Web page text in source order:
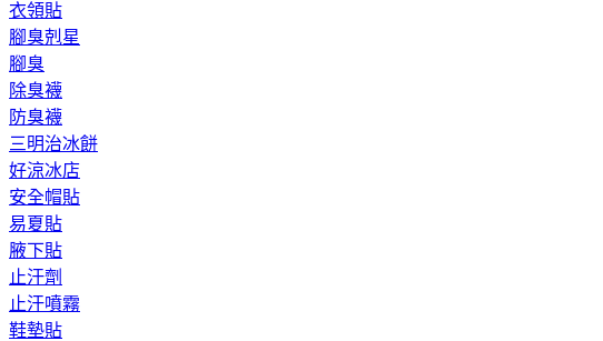
衣領貼
腳臭剋星
腳臭
除臭襪
防臭襪
三明治冰餅
好涼冰店
安全帽貼
易夏貼
腋下貼
止汗劑
止汗噴霧
鞋墊貼